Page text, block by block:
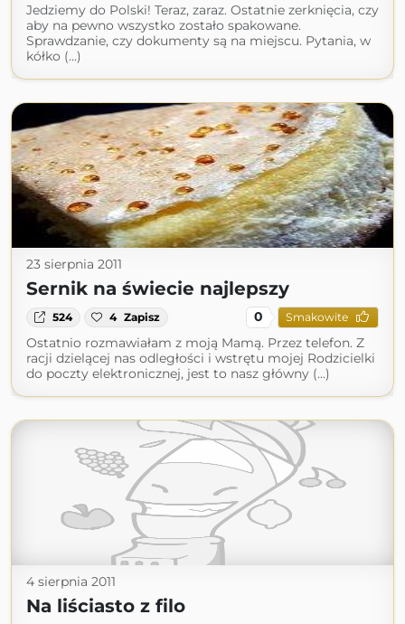
Jedziemy do Polski! Teraz, zaraz. Ostatnie zerknięcia, czy
aby na pewno wszystko zostało spakowane.
Sprawdzanie, czy dokumenty są na miejscu. Pytania, w
kółko (...)
23 sierpnia 2011
Sernik na świecie najlepszy
524 4 Zapisz 0 Smakowite
Ostatnio rozmawiałam z moją Mamą. Przez telefon. Z
racji dzielącej nas odległości i wstrętu mojej Rodzicielki
do poczty elektronicznej, jest to nasz główny (...)
4 sierpnia 2011
Na liściasto z filo